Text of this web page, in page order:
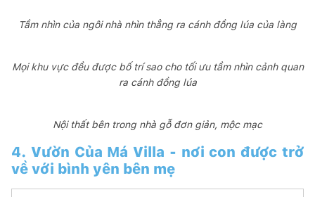
Tầm nhìn của ngôi nhà nhìn thẳng ra cánh đồng lúa của làng
Mọi khu vực đều được bố trí sao cho tối ưu tầm nhìn cảnh quan
ra cánh đồng lúa
Nội thất bên trong nhà gỗ đơn giản, mộc mạc
4. Vườn Của Má Villa - nơi con được trở
về với bình yên bên mẹ